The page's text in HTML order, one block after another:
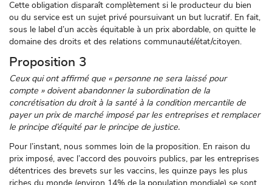
Cette obligation disparaît complètement si le producteur du bien
ou du service est un sujet privé poursuivant un but lucratif. En fait,
sous le label d’un accès équitable à un prix abordable, on quitte le
domaine des droits et des relations communauté/état/citoyen.
Proposition 3
Ceux qui ont affirmé que « personne ne sera laissé pour
compte » doivent abandonner la subordination de la
concrétisation du droit à la santé à la condition mercantile de
payer un prix de marché imposé par les entreprises et remplacer
le principe d’équité par le principe de justice.
Pour l’instant, nous sommes loin de la proposition. En raison du
prix imposé, avec l’accord des pouvoirs publics, par les entreprises
détentrices des brevets sur les vaccins, les quinze pays les plus
riches du monde (environ 14% de la population mondiale) se sont